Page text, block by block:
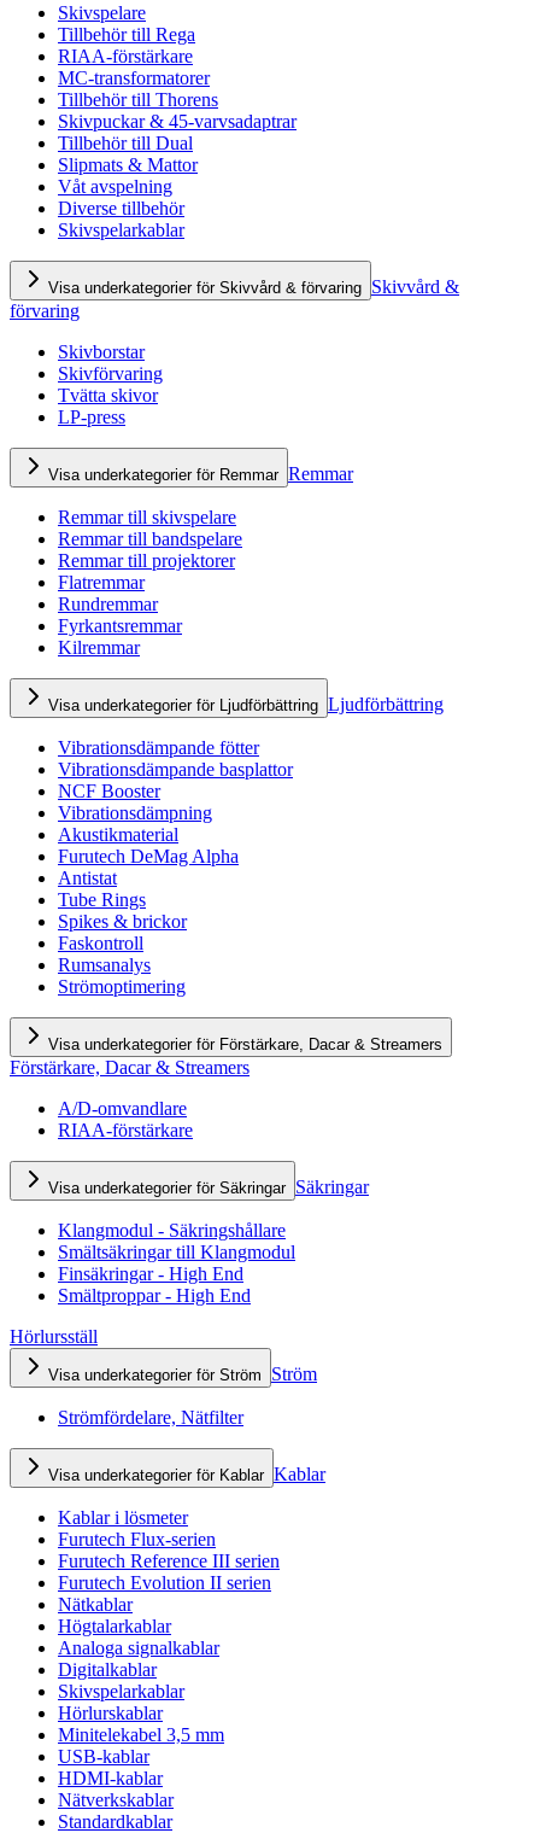
Skivspelare
Tillbehör till Rega
RIAA-förstärkare
MC-transformatorer
Tillbehör till Thorens
Skivpuckar & 45-varvsadaptrar
Tillbehör till Dual
Slipmats & Mattor
Våt avspelning
Diverse tillbehör
Skivspelarkablar
Visa underkategorier för Skivvård & förvaring Skivvård &
förvaring
Skivborstar
Skivförvaring
Tvätta skivor
LP-press
Visa underkategorier för Remmar Remmar
Remmar till skivspelare
Remmar till bandspelare
Remmar till projektorer
Flatremmar
Rundremmar
Fyrkantsremmar
Kilremmar
Visa underkategorier för Ljudförbättring Ljudförbättring
Vibrationsdämpande fötter
Vibrationsdämpande basplattor
NCF Booster
Vibrationsdämpning
Akustikmaterial
Furutech DeMag Alpha
Antistat
Tube Rings
Spikes & brickor
Faskontroll
Rumsanalys
Strömoptimering
Visa underkategorier för Förstärkare, Dacar & Streamers
Förstärkare, Dacar & Streamers
A/D-omvandlare
RIAA-förstärkare
Visa underkategorier för Säkringar Säkringar
Klangmodul - Säkringshållare
Smältsäkringar till Klangmodul
Finsäkringar - High End
Smältproppar - High End
Hörlursställ
Visa underkategorier för Ström Ström
Strömfördelare, Nätfilter
Visa underkategorier för Kablar Kablar
Kablar i lösmeter
Furutech Flux-serien
Furutech Reference III serien
Furutech Evolution II serien
Nätkablar
Högtalarkablar
Analoga signalkablar
Digitalkablar
Skivspelarkablar
Hörlurskablar
Minitelekabel 3,5 mm
USB-kablar
HDMI-kablar
Nätverkskablar
Standardkablar